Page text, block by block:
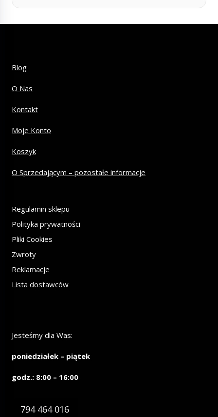
Blog
O Nas
Kontakt
Moje Konto
Koszyk
O Sprzedającym – pozostałe informacje
Regulamin sklepu
Polityka prywatności
Pliki Cookies
Zwroty
Reklamacje
Lista dostawców
Jesteśmy dla Was:
poniedziałek – piątek
godz.: 8:00 – 16:00
794 464 016